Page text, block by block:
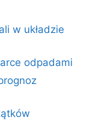
w układzie
odpadami